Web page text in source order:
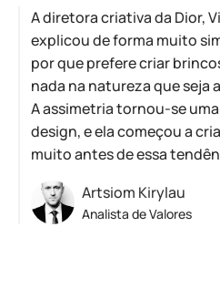
A diretora criativa da Dior,
explicou de forma muito
por que prefere criar
nada na natureza que seja
A assimetria tornou-se
design, e ela começou a
muito antes de essa
Artsiom Kirylau
Analista de Valores